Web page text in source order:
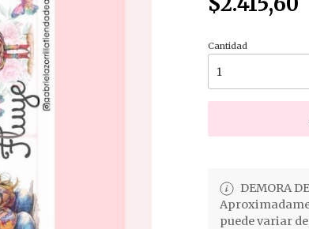
Cantidad
DEMORA
puede variar